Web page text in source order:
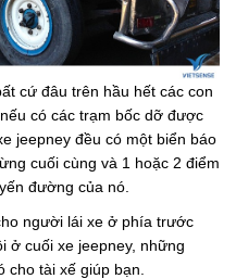
cứ đâu trên hầu hết các con
có các trạm bốc dỡ được
jeepney đều có một biển báo
cuối cùng và 1 hoặc 2 điểm
đường của nó.
người lái xe ở phía trước
ở cuối xe jeepney, những
cho tài xế giúp bạn.